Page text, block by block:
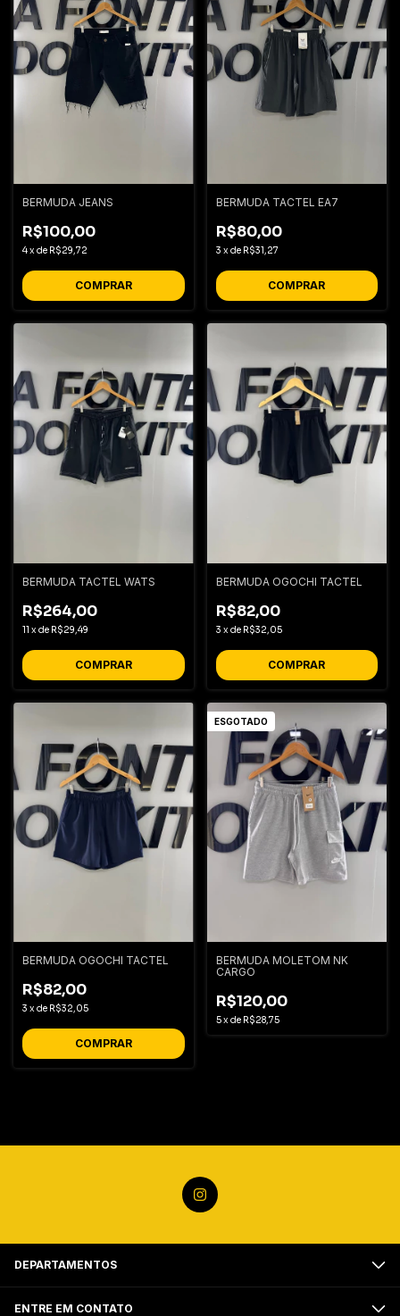
BERMUDA JEANS
R$100,00
4xde R$29,72
COMPRAR
BERMUDA TACTEL EA7
R$80,00
3 xde R$31,27
COMPRAR
BERMUDA TACTEL WATS
R$264,00
11 x de R$29,49
COMPRAR
BERMUDA OGOCHI TACTEL
R$82,00
3 x de R$32,05
COMPRAR
BERMUDA OGOCHI TACTEL
R$82,00
3 xde R$32,05
COMPRAR
ESGOTADO
BERMUDA MOLETOM NK
CARGO
R$120,00
5xde R$28,75
DEPARTAMENTOS
ENTRE EM CONTATO